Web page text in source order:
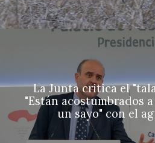
La Junta critica el
"Están acostumbrados
un sayo" con el